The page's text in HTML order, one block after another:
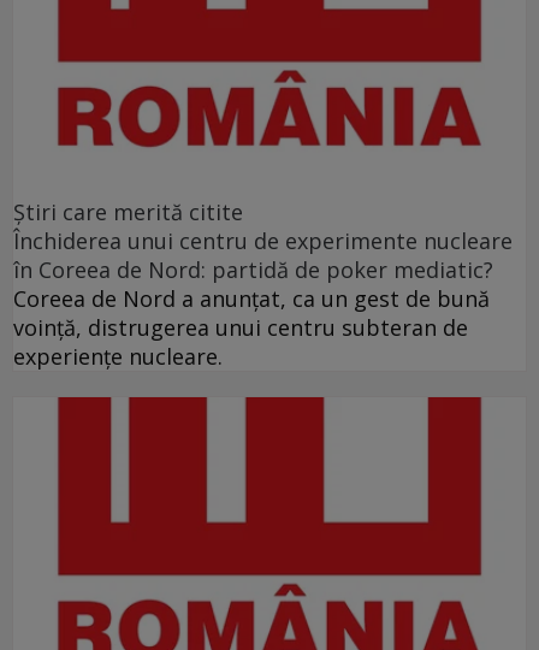
Ştiri care merită citite
Închiderea unui centru de experimente nucleare
în Coreea de Nord: partidă de poker mediatic?
Coreea de Nord a anunţat, ca un gest de bună
voinţă, distrugerea unui centru subteran de
experienţe nucleare.